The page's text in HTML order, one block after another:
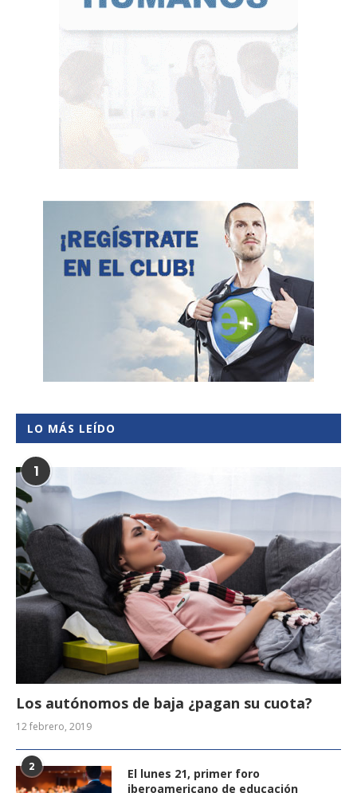
LO MÁS LEÍDO
1
Los autónomos de baja ¿pagan su cuota?
12 febrero, 2019
2
El lunes 21, primer foro
iberoamericano de educación